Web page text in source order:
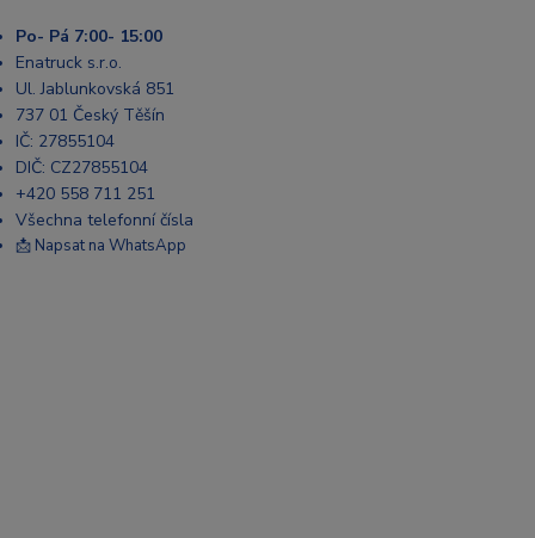
Po- Pá 7:00- 15:00
Enatruck s.r.o.
Ul. Jablunkovská 851
737 01 Český Těšín
IČ: 27855104
DIČ: CZ27855104
+420 558 711 251
Všechna telefonní čísla
📩 Napsat na WhatsApp